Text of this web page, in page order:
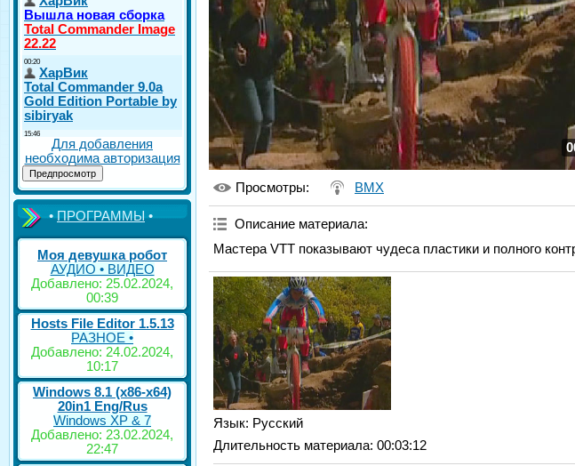
Для добавления
необходима авторизация
•ПРОГРАММЫ•
Моя девушка робот
АУДИО • ВИДЕО
Добавлено: 25.02.2024,
00:39
Hosts File Editor 1.5.13
РАЗНОЕ •
Добавлено: 24.02.2024,
10:17
Windows 8.1 (x86-x64)
20in1 Eng/Rus
Windows XP & 7
Добавлено: 23.02.2024,
22:47
Просмотры: BMX
Описание материала:
Мастера VTT показывают чудеса пластики и полного
Язык: Русский
Длительность материала: 00:03:12